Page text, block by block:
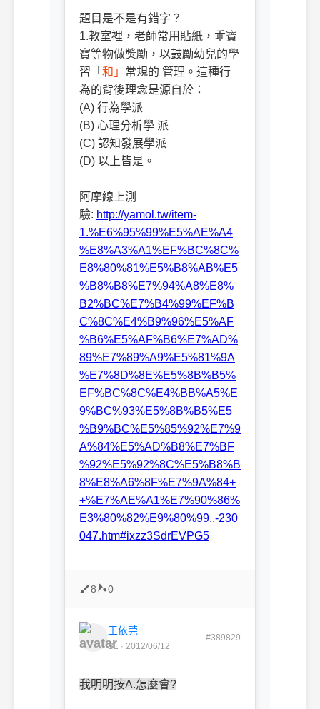
題目是不是有錯字？
1.教室裡，老師常用貼紙，乖寶
寶等物做獎勵，以鼓勵幼兒的學
習「 和」 常規的 管理。這種行
為的背後理念是源自於：
(A) 行為學派
(B) 心理分析學 派
(C) 認知發展學派
(D) 以上皆是。
阿摩線上測
驗: http://yamol.tw/item-
1.%E6%95%99%E5%AE%A4
%E8%A3%A1%EF%BC%8C%
E8%80%81%E5%B8%AB%E5
%B8%B8%E7%94%A8%E8%
B2%BC%E7%B4%99%EF%B
C%8C%E4%B9%96%E5%AF
%B6%E5%AF%B6%E7%AD%
89%E7%89%A9%E5%81%9A
%E7%8D%8E%E5%8B%B5%
EF%BC%8C%E4%BB%A5%E
9%BC%93%E5%8B%B5%E5
%B9%BC%E5%85%92%E7%9
A%84%E5%AD%B8%E7%BF
%92%E5%92%8C%E5%B8%B
8%E8%A6%8F%E7%9A%84+
+%E7%AE%A1%E7%90%86%
E3%80%82%E9%80%99..-230
047.htm#ixzz3SdrEVPG5
8 0
王依莞
B1 · 2012/06/12
#389829
我明明按A.怎麼會?